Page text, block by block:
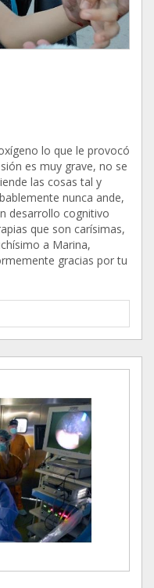
lo que le provocó
es muy grave, no se
las cosas tal y
nunca ande,
desarrollo cognitivo
que son carísimas,
a Marina,
gracias por tu